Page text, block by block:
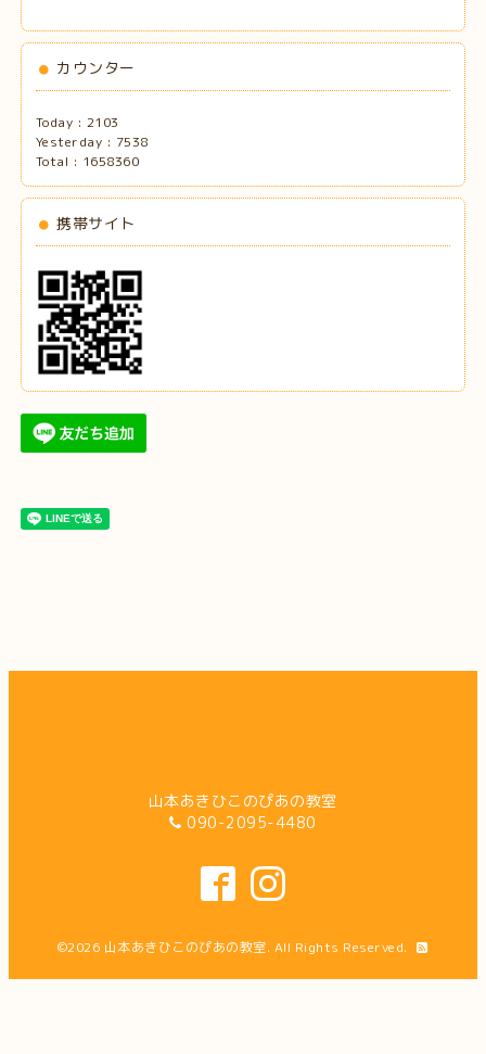
カウンター
Today : 2103
Yesterday : 7538
Total : 1658360
携帯サイト
山本あきひこのぴあの教室
090-2095-4480
©2026 山本あきひこのぴあの教室. All Rights Reserved.